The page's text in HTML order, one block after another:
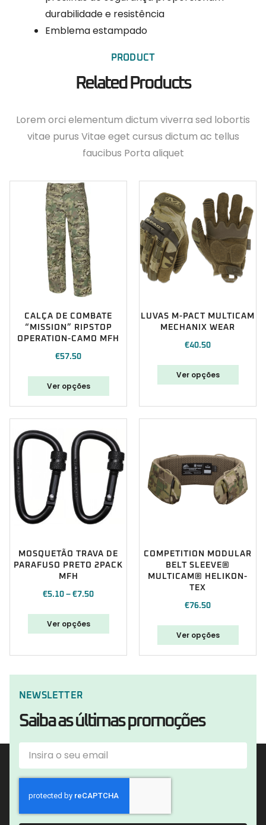
durabilidade e resistência
Emblema estampado
PRODUCT
Related Products
Lorem orci elementum dictum viverra sed lobortis
vitae purus Vitae eget cursus dictum ac tellus
faucibus Porta aliquet
CALÇA DE COMBATE
“MISSION” RIPSTOP
OPERATION-CAMO MFH
€57.50
Ver opções
LUVAS M-PACT MULTICAM
MECHANIX WEAR
€40.50
Ver opções
MOSQUETÃO TRAVA DE
PARAFUSO PRETO 2PACK
MFH
€5.10 – €7.50
Ver opções
COMPETITION MODULAR
BELT SLEEVE®
MULTICAM® HELIKON-
TEX
€76.50
Ver opções
NEWSLETTER
Saiba as últimas promoções